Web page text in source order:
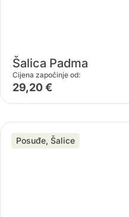
Šalica Padma
Cijena započinje od:
29,20€
Posuđe, Šalice